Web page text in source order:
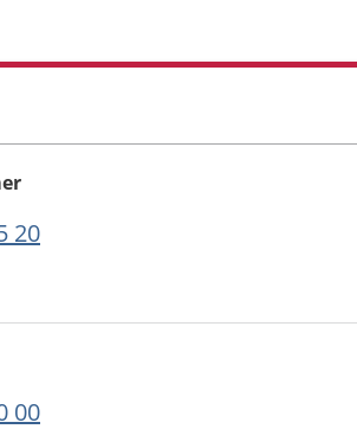
20
00